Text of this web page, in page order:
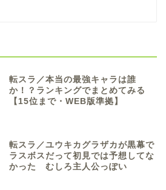
転スラ／本当の最強キャラは誰
か！？ランキングでまとめてみる
【15位まで・WEB版準拠】
転スラ／ユウキカグラザカが黒幕で
ラスボスだって初見では予想してな
かった むしろ主人公っぽい